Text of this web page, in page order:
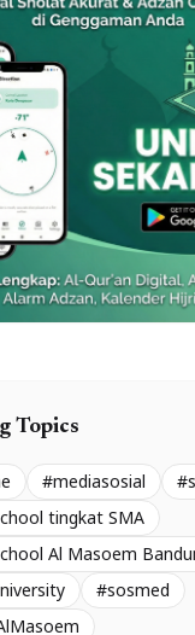
Topics
#mediasosial
tingkat SMA
Al Masoem
#sosmed